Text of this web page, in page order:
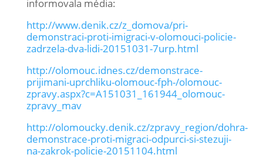
informovala média:
http://www.denik.cz/z_domova/pri-
demonstraci-proti-imigraci-v-olomouci-policie-
zadrzela-dva-lidi-20151031-7urp.html
http://olomouc.idnes.cz/demonstrace-
prijimani-uprchliku-olomouc-fph-/olomouc-
zpravy.aspx?c=A151031_161944_olomouc-
zpravy_mav
http://olomoucky.denik.cz/zpravy_region/dohra-
demonstrace-proti-migraci-odpurci-si-stezuji-
na-zakrok-policie-20151104.html